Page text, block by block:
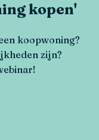
kopen'
koopwoning?
zijn?